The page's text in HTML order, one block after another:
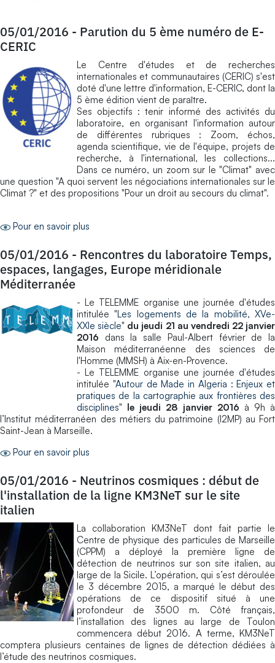
05/01/2016 - Parution du 5 ème numéro de E-
CERIC
Le Centre d'études et de recherches
internationales et communautaires (CERIC) s'est
doté d'une lettre d'information, E-CERIC, dont la
5 ème édition vient de paraître.
Ses objectifs : tenir informé des activités du
laboratoire, en organisant l'information autour
de différentes rubriques : Zoom, échos,
agenda scientifique, vie de l'équipe, projets de
recherche, à l'international, les collections...
Dans ce numéro, un zoom sur le "Climat" avec
une question "A quoi servent les négociations internationales sur le
Climat ?" et des propositions "Pour un droit au secours du climat".
Pour en savoir plus
05/01/2016 - Rencontres du laboratoire Temps,
espaces, langages, Europe méridionale
Méditerranée
- Le TELEMME organise une journée d'études
intitulée "Les logements de la mobilité, XVe-
XXIe siècle" du jeudi 21 au vendredi 22 janvier
2016 dans la salle Paul-Albert février de la
Maison méditerranéenne des sciences de
l'Homme (MMSH) à Aix-en-Provence.
- Le TELEMME organise une journée d'études
intitulée "Autour de Made in Algeria : Enjeux et
pratiques de la cartographie aux frontières des
disciplines" le jeudi 28 janvier 2016 à 9h à
l’Institut méditerranéen des métiers du patrimoine (I2MP) au Fort
Saint-Jean à Marseille.
Pour en savoir plus
05/01/2016 - Neutrinos cosmiques : début de
l'installation de la ligne KM3NeT sur le site
italien
La collaboration KM3NeT dont fait partie le
Centre de physique des particules de Marseille
(CPPM) a déployé la première ligne de
détection de neutrinos sur son site italien, au
large de la Sicile. L’opération, qui s’est déroulée
le 3 décembre 2015, a marqué le début des
opérations de ce dispositif situé à une
profondeur de 3500 m. Côté français,
l’installation des lignes au large de Toulon
commencera début 2016. A terme, KM3NeT
comptera plusieurs centaines de lignes de détection dédiées à
l’étude des neutrinos cosmiques.